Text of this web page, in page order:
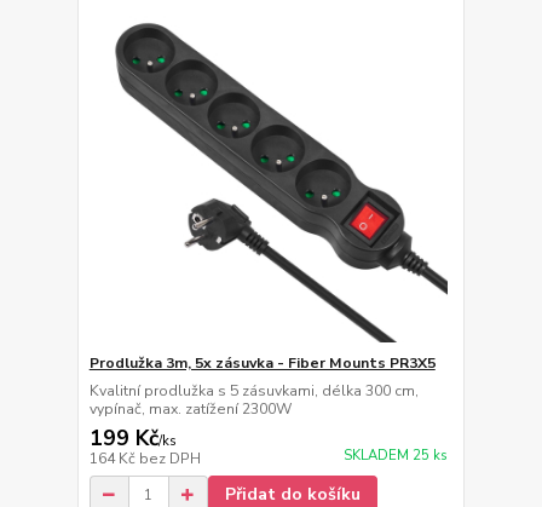
Prodlužka 3m, 5x zásuvka - Fiber Mounts PR3X5
Kvalitní prodlužka s 5 zásuvkami, délka 300 cm,
vypínač, max. zatížení 2300W
199 Kč/ks
164 Kč bez DPH SKLADEM 25 ks
Přidat do košíku